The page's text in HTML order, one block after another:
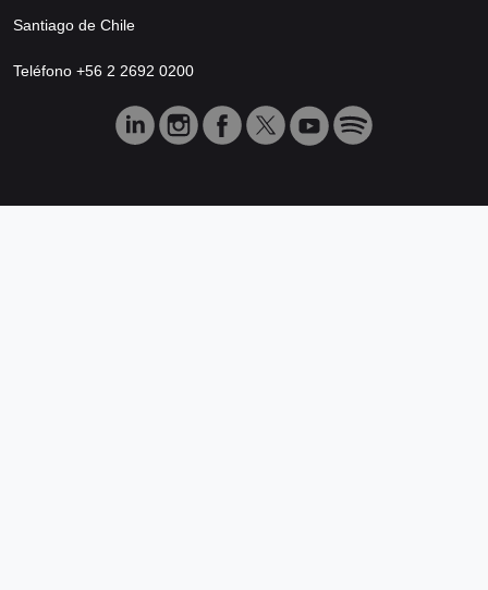
Santiago de Chile
Teléfono +56 2 2692 0200